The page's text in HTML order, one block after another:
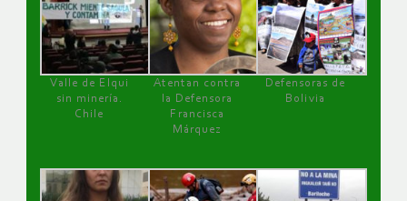
Valle de Elqui
sin minería.
Chile
Atentan contra
la Defensora
Francisca
Márquez
Defensoras de
Bolivia